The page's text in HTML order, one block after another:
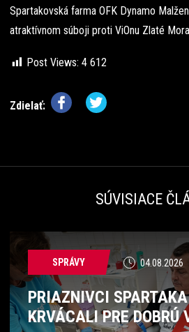
Spartakovská farma OFK Dynamo
atraktívnom súboji proti ViOnu Zlaté
Post Views: 4 612
Zdielať:
SÚVISIACE
SPRÁVY 04.08.2026
PRIAZNIVCI
KRVÁCALI PRE DOBRÚ